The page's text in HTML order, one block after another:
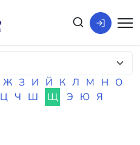
Ж З И Й К Л М Н О
Ц Ч Ш Щ Э Ю Я